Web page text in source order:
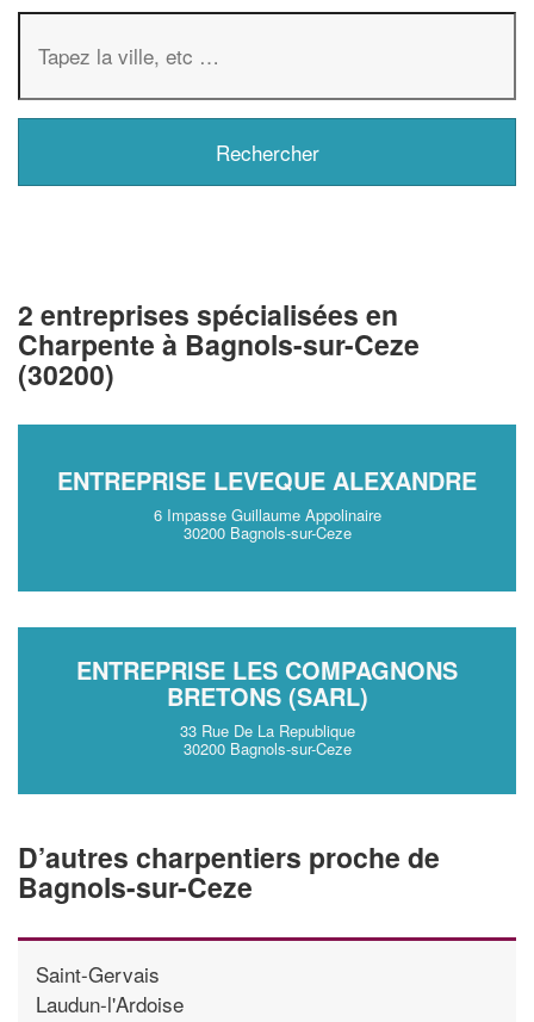
2 entreprises spécialisées en
Charpente à Bagnols-sur-Ceze
(30200)
ENTREPRISE LEVEQUE ALEXANDRE
6 Impasse Guillaume Appolinaire
30200 Bagnols-sur-Ceze
ENTREPRISE LES COMPAGNONS
BRETONS (SARL)
33 Rue De La Republique
30200 Bagnols-sur-Ceze
D’autres charpentiers proche de
Bagnols-sur-Ceze
Saint-Gervais
Laudun-l'Ardoise